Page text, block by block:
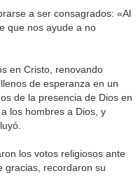
a ser consagrados: «Al
que nos ayude a no
en Cristo, renovando
de esperanza en un
de la presencia de Dios en
los hombres a Dios, y
los votos religiosos ante
gracias, recordaron su